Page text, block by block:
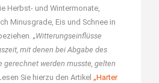
Herbst- und Wintermonate,
Minusgrade, Eis und Schnee in
„Witterungseinflüsse
mit denen bei Abgabe des
gerechnet werden musste, gelten
Sie hierzu den Artikel „Harter